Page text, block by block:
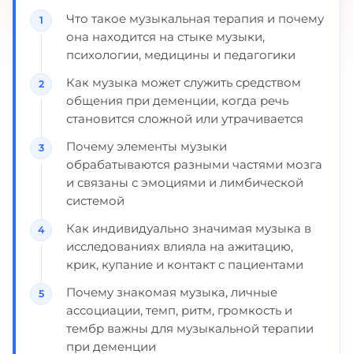
Что такое музыкальная терапия и почему
она находится на стыке музыки,
психологии, медицины и педагогики
Как музыка может служить средством
общения при деменции, когда речь
становится сложной или утрачивается
Почему элементы музыки
обрабатываются разными частями мозга
и связаны с эмоциями и лимбической
системой
Как индивидуально значимая музыка в
исследованиях влияла на ажитацию,
крик, купание и контакт с пациентами
Почему знакомая музыка, личные
ассоциации, темп, ритм, громкость и
тембр важны для музыкальной терапии
при деменции